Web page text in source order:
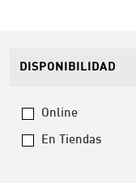
DISPONIBILIDAD
Online
En Tiendas